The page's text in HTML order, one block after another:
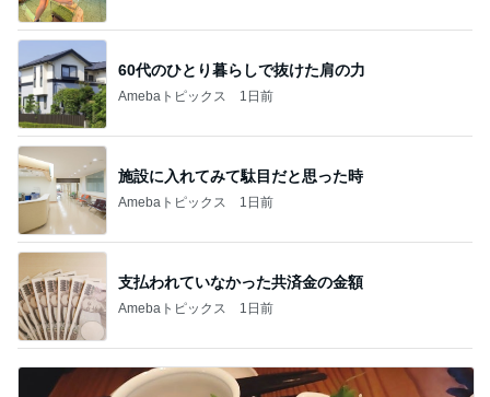
60代のひとり暮らしで抜けた肩の力
Amebaトピックス 1日前
施設に入れてみて駄目だと思った時
Amebaトピックス 1日前
支払われていなかった共済金の金額
Amebaトピックス 1日前